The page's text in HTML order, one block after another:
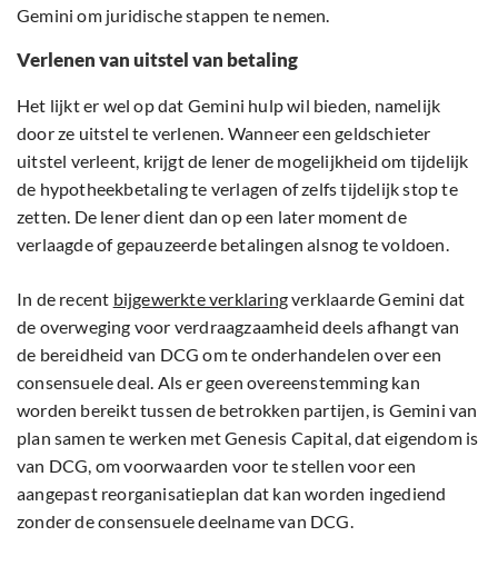
Gemini om juridische stappen te nemen.
Verlenen van uitstel van betaling
Het lijkt er wel op dat Gemini hulp wil bieden, namelijk
door ze uitstel te verlenen. Wanneer een geldschieter
uitstel verleent, krijgt de lener de mogelijkheid om tijdelijk
de hypotheekbetaling te verlagen of zelfs tijdelijk stop te
zetten. De lener dient dan op een later moment de
verlaagde of gepauzeerde betalingen alsnog te voldoen.
In de recent bijgewerkte verklaringverklaarde Gemini dat
de overweging voor verdraagzaamheid deels afhangt van
de bereidheid van DCG om te onderhandelen over een
consensuele deal. Als er geen overeenstemming kan
worden bereikt tussen de betrokken partijen, is Gemini van
plan samen te werken met Genesis Capital, dat eigendom is
van DCG, om voorwaarden voor te stellen voor een
aangepast reorganisatieplan dat kan worden ingediend
zonder de consensuele deelname van DCG.